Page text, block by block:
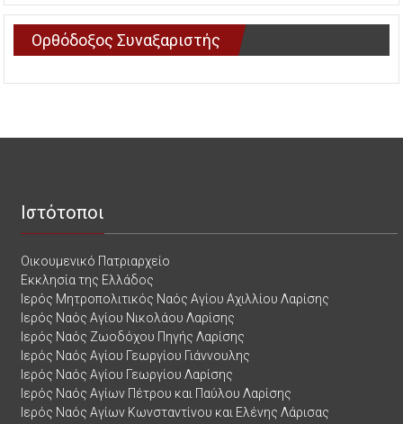
Ορθόδοξος Συναξαριστής
Ιστότοποι
Οικουμενικό Πατριαρχείο
Εκκλησία της Ελλάδος
Ιερός Μητροπολιτικός Ναός Αγίου Αχιλλίου Λαρίσης
Ιερός Ναός Αγίου Νικολάου Λαρίσης
Ιερός Ναός Ζωοδόχου Πηγής Λαρίσης
Ιερός Ναός Αγίου Γεωργίου Γιάννουλης
Ιερός Ναός Αγίου Γεωργίου Λαρίσης
Ιερός Ναός Αγίων Πέτρου και Παύλου Λαρίσης
Ιερός Ναός Αγίων Κωνσταντίνου και Ελένης Λάρισας